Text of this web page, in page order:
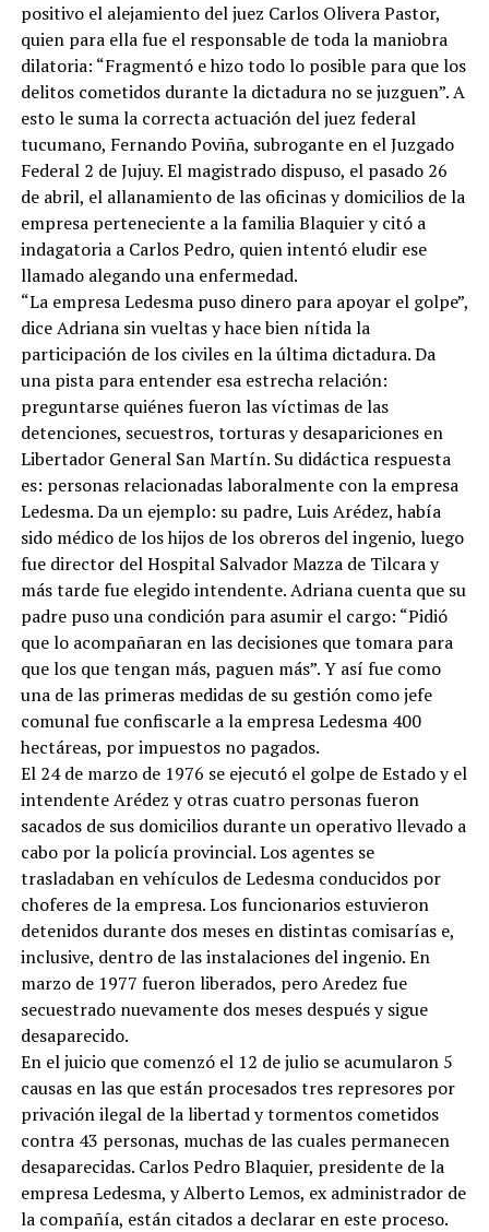
positivo el alejamiento del juez Carlos Olivera Pastor,
quien para ella fue el responsable de toda la maniobra
dilatoria: “Fragmentó e hizo todo lo posible para que los
delitos cometidos durante la dictadura no se juzguen”. A
esto le suma la correcta actuación del juez federal
tucumano, Fernando Poviña, subrogante en el Juzgado
Federal 2 de Jujuy. El magistrado dispuso, el pasado 26
de abril, el allanamiento de las oficinas y domicilios de la
empresa perteneciente a la familia Blaquier y citó a
indagatoria a Carlos Pedro, quien intentó eludir ese
llamado alegando una enfermedad.
“La empresa Ledesma puso dinero para apoyar el golpe”,
dice Adriana sin vueltas y hace bien nítida la
participación de los civiles en la última dictadura. Da
una pista para entender esa estrecha relación:
preguntarse quiénes fueron las víctimas de las
detenciones, secuestros, torturas y desapariciones en
Libertador General San Martín. Su didáctica respuesta
es: personas relacionadas laboralmente con la empresa
Ledesma. Da un ejemplo: su padre, Luis Arédez, había
sido médico de los hijos de los obreros del ingenio, luego
fue director del Hospital Salvador Mazza de Tilcara y
más tarde fue elegido intendente. Adriana cuenta que su
padre puso una condición para asumir el cargo: “Pidió
que lo acompañaran en las decisiones que tomara para
que los que tengan más, paguen más”. Y así fue como
una de las primeras medidas de su gestión como jefe
comunal fue confiscarle a la empresa Ledesma 400
hectáreas, por impuestos no pagados.
El 24 de marzo de 1976 se ejecutó el golpe de Estado y el
intendente Arédez y otras cuatro personas fueron
sacados de sus domicilios durante un operativo llevado a
cabo por la policía provincial. Los agentes se
trasladaban en vehículos de Ledesma conducidos por
choferes de la empresa. Los funcionarios estuvieron
detenidos durante dos meses en distintas comisarías e,
inclusive, dentro de las instalaciones del ingenio. En
marzo de 1977 fueron liberados, pero Aredez fue
secuestrado nuevamente dos meses después y sigue
desaparecido.
En el juicio que comenzó el 12 de julio se acumularon 5
causas en las que están procesados tres represores por
privación ilegal de la libertad y tormentos cometidos
contra 43 personas, muchas de las cuales permanecen
desaparecidas. Carlos Pedro Blaquier, presidente de la
empresa Ledesma, y Alberto Lemos, ex administrador de
la compañía, están citados a declarar en este proceso.